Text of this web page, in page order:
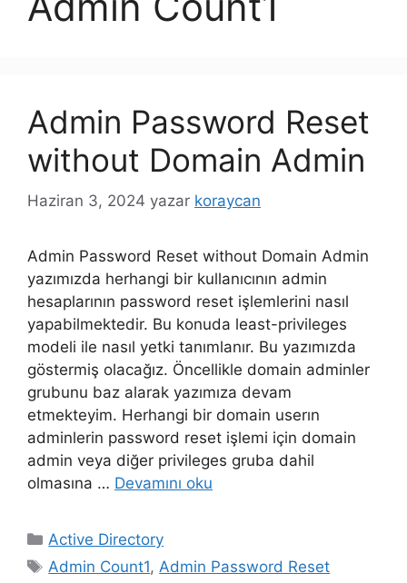
Admin Password Reset
without Domain Admin
Haziran 3, 2024 yazar koraycan
Admin Password Reset without Domain Admin
yazımızda herhangi bir kullanıcının admin
hesaplarının password reset işlemlerini nasıl
yapabilmektedir. Bu konuda least-privileges
modeli ile nasıl yetki tanımlanır. Bu yazımızda
göstermiş olacağız. Öncellikle domain adminler
grubunu baz alarak yazımıza devam
etmekteyim. Herhangi bir domain userın
adminlerin password reset işlemi için domain
admin veya diğer privileges gruba dahil
olmasına … Devamını oku
Kategoriler
Active Directory
Etiketler
Admin Count1, Admin Password Reset